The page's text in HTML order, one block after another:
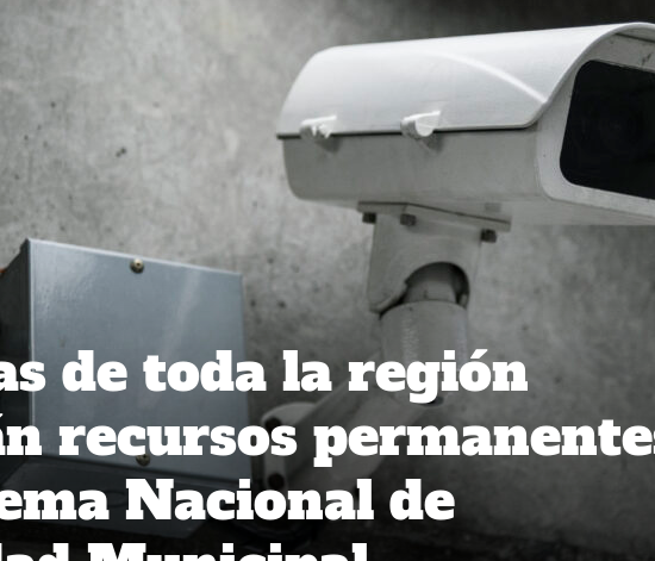
de toda la región
recursos
Nacional de